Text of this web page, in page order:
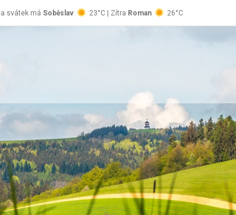
a svátek má Soběslav 23°C | Zítra Roman 26°C